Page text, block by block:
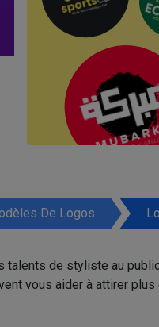
De Logos
talents de styliste au
vous aider à attirer